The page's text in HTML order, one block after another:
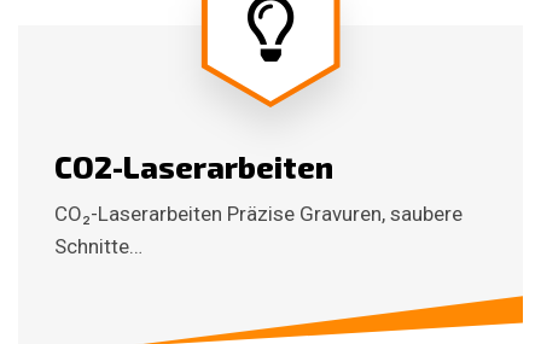
CO2-Laserarbeiten
CO₂-Laserarbeiten Präzise Gravuren, saubere
Schnitte…